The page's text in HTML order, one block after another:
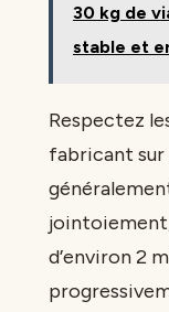
30 kg de
stable et
Respectez
fabricant sur
d’environ 2